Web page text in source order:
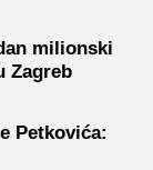
milionski
Zagreb
Petkovića: